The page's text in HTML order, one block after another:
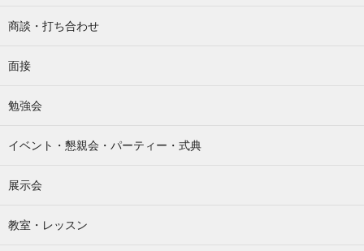
商談・打ち合わせ
面接
勉強会
イベント・懇親会・パーティー・式典
展示会
教室・レッスン